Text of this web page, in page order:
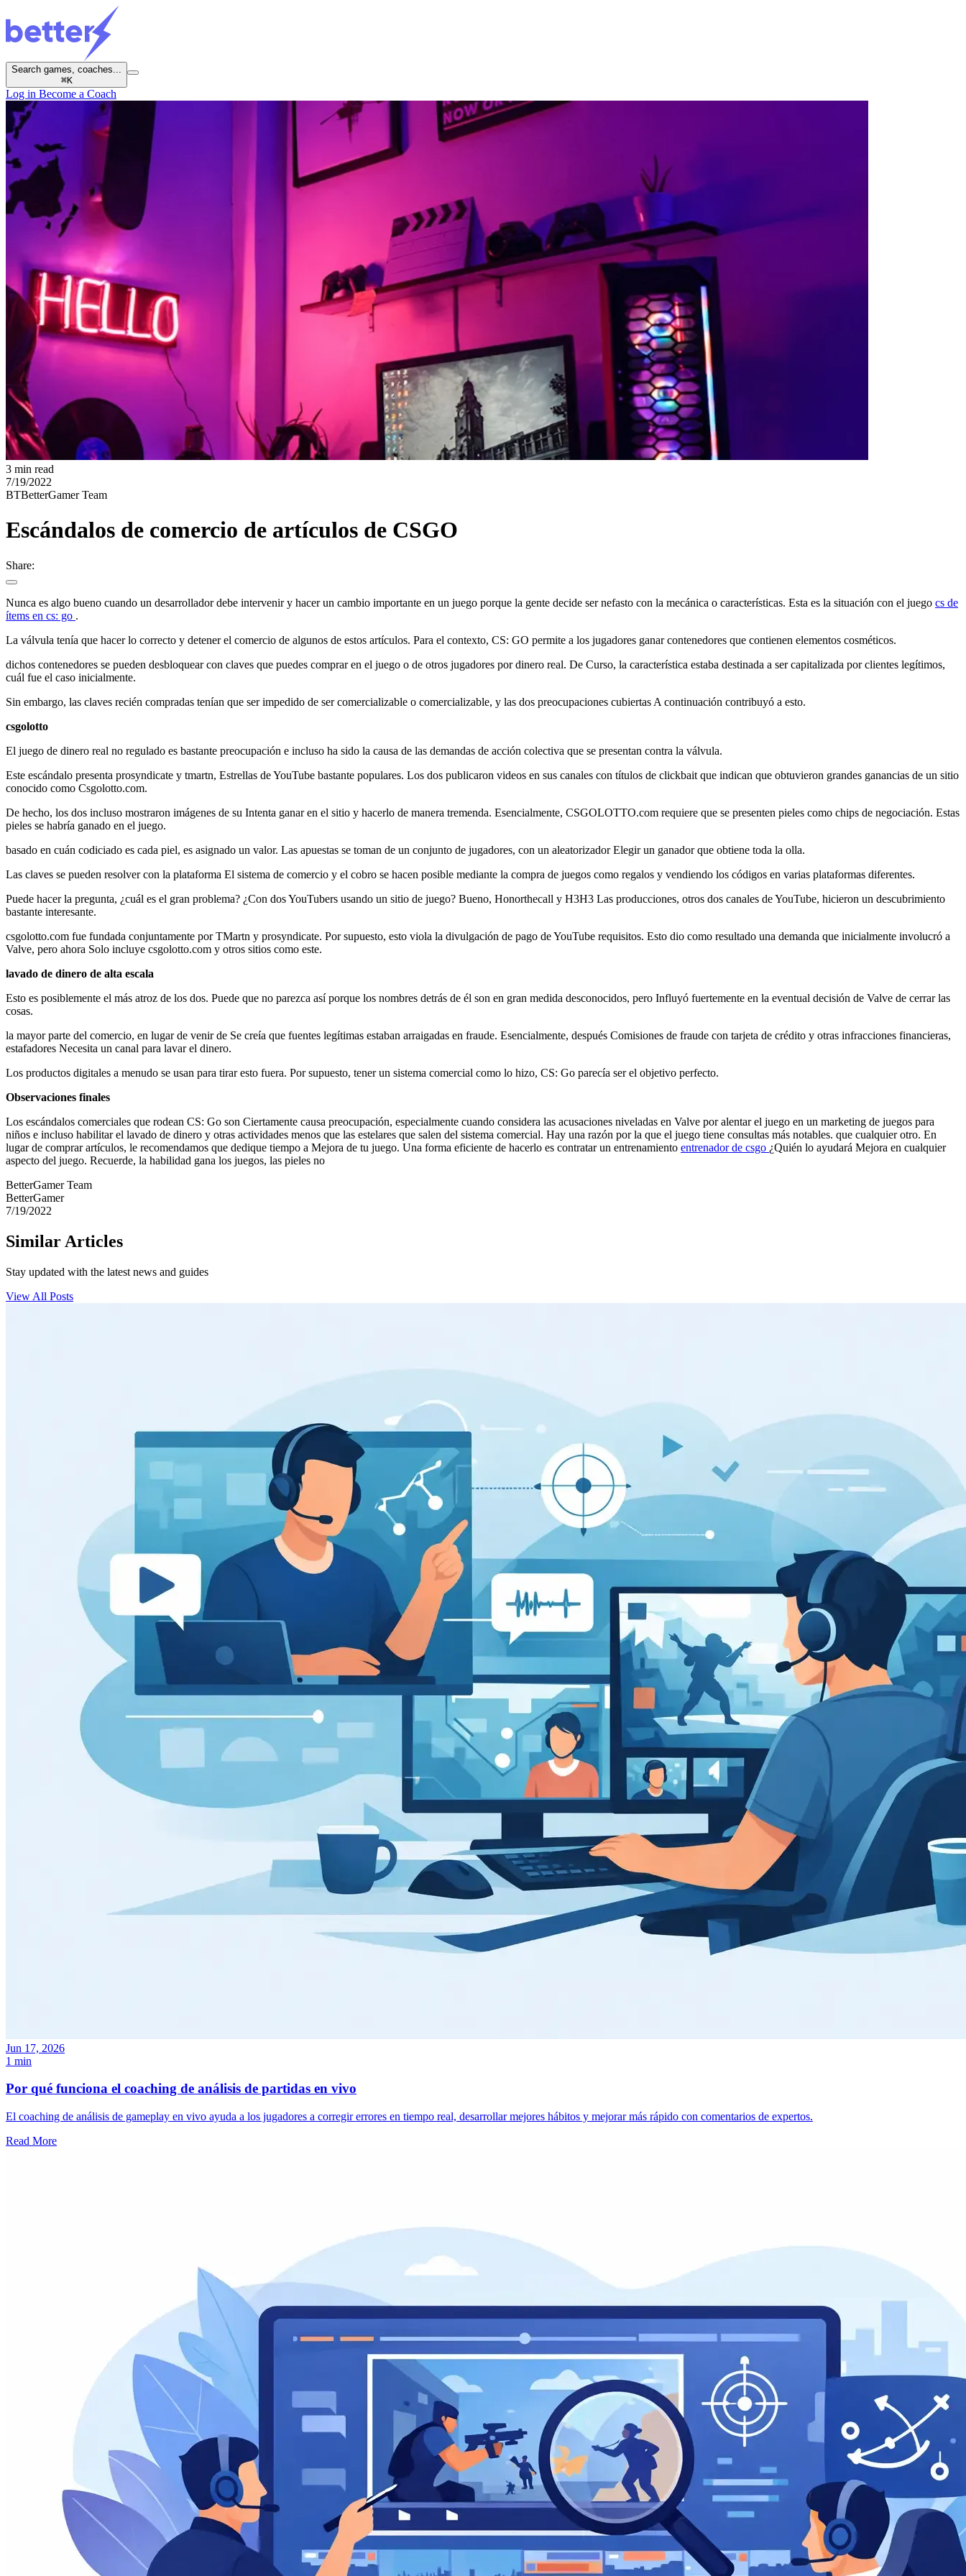
Search games, coaches...
⌘K
Log in Become a Coach
3 min read
7/19/2022
BTBetterGamer Team
Escándalos de comercio de artículos de CSGO
Share:
Nunca es algo bueno cuando un desarrollador debe intervenir y hacer un cambio importante en un juego porque la gente decide ser nefasto con la mecánica o características. Esta es la situación con el juego cs de
ítems en cs: go .
La válvula tenía que hacer lo correcto y detener el comercio de algunos de estos artículos. Para el contexto, CS: GO permite a los jugadores ganar contenedores que contienen elementos cosméticos.
dichos contenedores se pueden desbloquear con claves que puedes comprar en el juego o de otros jugadores por dinero real. De Curso, la característica estaba destinada a ser capitalizada por clientes legítimos,
cuál fue el caso inicialmente.
Sin embargo, las claves recién compradas tenían que ser impedido de ser comercializable o comercializable, y las dos preocupaciones cubiertas A continuación contribuyó a esto.
csgolotto
El juego de dinero real no regulado es bastante preocupación e incluso ha sido la causa de las demandas de acción colectiva que se presentan contra la válvula.
Este escándalo presenta prosyndicate y tmartn, Estrellas de YouTube bastante populares. Los dos publicaron videos en sus canales con títulos de clickbait que indican que obtuvieron grandes ganancias de un sitio
conocido como Csgolotto.com.
De hecho, los dos incluso mostraron imágenes de su Intenta ganar en el sitio y hacerlo de manera tremenda. Esencialmente, CSGOLOTTO.com requiere que se presenten pieles como chips de negociación. Estas
pieles se habría ganado en el juego.
basado en cuán codiciado es cada piel, es asignado un valor. Las apuestas se toman de un conjunto de jugadores, con un aleatorizador Elegir un ganador que obtiene toda la olla.
Las claves se pueden resolver con la plataforma El sistema de comercio y el cobro se hacen posible mediante la compra de juegos como regalos y vendiendo los códigos en varias plataformas diferentes.
Puede hacer la pregunta, ¿cuál es el gran problema? ¿Con dos YouTubers usando un sitio de juego? Bueno, Honorthecall y H3H3 Las producciones, otros dos canales de YouTube, hicieron un descubrimiento
bastante interesante.
csgolotto.com fue fundada conjuntamente por TMartn y prosyndicate. Por supuesto, esto viola la divulgación de pago de YouTube requisitos. Esto dio como resultado una demanda que inicialmente involucró a
Valve, pero ahora Solo incluye csgolotto.com y otros sitios como este.
lavado de dinero de alta escala
Esto es posiblemente el más atroz de los dos. Puede que no parezca así porque los nombres detrás de él son en gran medida desconocidos, pero Influyó fuertemente en la eventual decisión de Valve de cerrar las
cosas.
la mayor parte del comercio, en lugar de venir de Se creía que fuentes legítimas estaban arraigadas en fraude. Esencialmente, después Comisiones de fraude con tarjeta de crédito y otras infracciones financieras,
estafadores Necesita un canal para lavar el dinero.
Los productos digitales a menudo se usan para tirar esto fuera. Por supuesto, tener un sistema comercial como lo hizo, CS: Go parecía ser el objetivo perfecto.
Observaciones finales
Los escándalos comerciales que rodean CS: Go son Ciertamente causa preocupación, especialmente cuando considera las acusaciones niveladas en Valve por alentar el juego en un marketing de juegos para
niños e incluso habilitar el lavado de dinero y otras actividades menos que las estelares que salen del sistema comercial. Hay una razón por la que el juego tiene consultas más notables. que cualquier otro. En
lugar de comprar artículos, le recomendamos que dedique tiempo a Mejora de tu juego. Una forma eficiente de hacerlo es contratar un entrenamiento entrenador de csgo ¿Quién lo ayudará Mejora en cualquier
aspecto del juego. Recuerde, la habilidad gana los juegos, las pieles no
BetterGamer Team
BetterGamer
7/19/2022
Similar Articles
Stay updated with the latest news and guides
View All Posts
Jun 17, 2026
1 min
Por qué funciona el coaching de análisis de partidas en vivo
El coaching de análisis de gameplay en vivo ayuda a los jugadores a corregir errores en tiempo real, desarrollar mejores hábitos y mejorar más rápido con comentarios de expertos.
Read More